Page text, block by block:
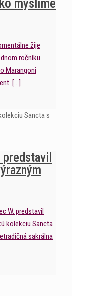
myslíme
žije
ročníku
Marangoni
[…]
W. predstavil
kolekciu Sancta
sakrálna